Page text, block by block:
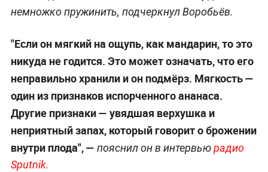
немножко пружинить, подчеркнул Воробьёв.
"Если он мягкий на ощупь, как мандарин, то это
никуда не годится. Это может означать, что его
неправильно хранили и он подмёрз. Мягкость —
один из признаков испорченного ананаса.
Другие признаки — увядшая верхушка и
неприятный запах, который говорит о брожении
внутри плода", — пояснил он в интервьюрадио
Sputnik.